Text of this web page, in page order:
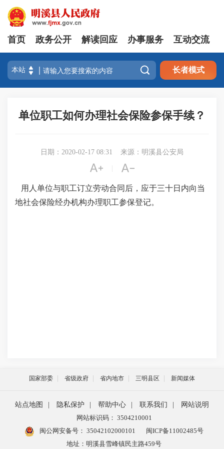
首页 政务公开 解读回应 办事服务 互动交流
 长者模式
单位职工如何办理社会保险参保手续？
日期：2020-02-17 08:31 来源：明溪县公安局
 
用人单位与职工订立劳动合同后，应于三十日内向当
地社会保险经办机构办理职工参保登记。
国家部委 省级政府 省内地市 三明县区 新闻媒体
站点地图 隐私保护 帮助中心 联系我们
网站说明
网站标识码： 3504210001
闽公网安备号： 35042102000101
闽ICP备11002485号
地址：明溪县雪峰镇民主路459号